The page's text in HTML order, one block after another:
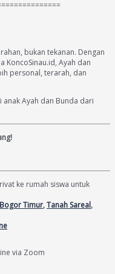
bukan tekanan. Dengan
KoncoSinau.id, Ayah dan
personal, terarah, dan
Ayah dan Bunda dari
ke rumah siswa untuk
Bogor Timur,Tanah Sareal,
via Zoom